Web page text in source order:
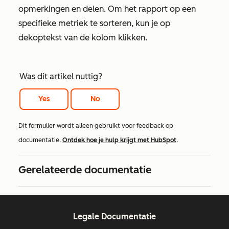
opmerkingen en delen. Om het rapport op een
specifieke metriek te sorteren, kun je op
dekoptekst van de kolom klikken.
Was dit artikel nuttig?
Yes No
Dit formulier wordt alleen gebruikt voor feedback op
documentatie. Ontdek hoe je hulp krijgt met HubSpot.
Gerelateerde documentatie
Legale Documentatie